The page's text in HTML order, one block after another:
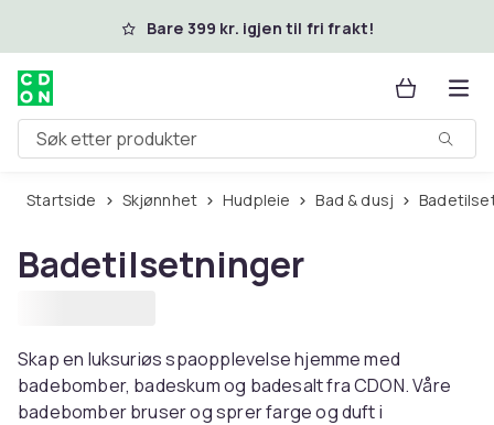
Hopp til hovedinnholdBare 399 kr. igjen til fri frakt!
Søk etter produkter
Startside Skjønnhet Hudpleie Bad & dusj
Badetilsetninger
Skap en luksuriøs spaopplevelse hjemme med
badebomber, badeskum og badesalt fra CDON. Våre
badebomber bruser og sprer farge og duft i